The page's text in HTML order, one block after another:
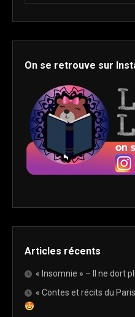
On se retrouve sur
Articles récents
« Insomnie » – Il ne dort
« Contes et récits du